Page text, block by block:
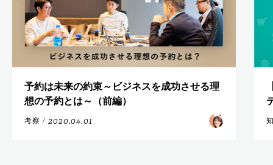
予約は未来の約束～ビジネスを成功させる理
想の予約とは～（前編）
考察 / 2020.04.01